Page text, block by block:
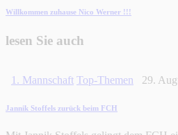
nächsten
Willkommen zuhause Nico Werner !!!
lesen Sie auch
1. Mannschaft Top-Themen 29.
Jannik Stoffels zurück beim FCH